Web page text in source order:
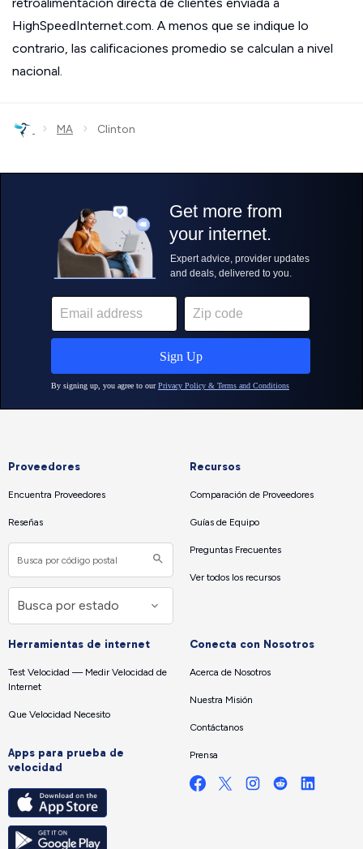
HighSpeedInternet.com. A menos que se indique lo
contrario, las calificaciones promedio se calculan a nivel
nacional.
› MA › Clinton
Proveedores
Encuentra Proveedores
Reseñas
Recursos
Comparación de Proveedores
Guías de Equipo
Preguntas Frecuentes
Ver todos los recursos
Herramientas de internet
Test Velocidad — Medir Velocidad de
Internet
Que Velocidad Necesito
Apps para prueba de
velocidad
Conecta con Nosotros
Acerca de Nosotros
Nuestra Misión
Contáctanos
Prensa